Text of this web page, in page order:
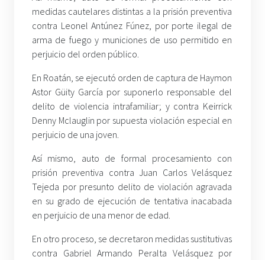
medidas cautelares distintas a la prisión preventiva
contra Leonel Antúnez Fúnez, por porte ilegal de
arma de fuego y municiones de uso permitido en
perjuicio del orden público.
En Roatán, se ejecutó orden de captura de Haymon
Astor Güity García por suponerlo responsable del
delito de violencia intrafamiliar; y contra Keirrick
Denny Mclauglin por supuesta violación especial en
perjuicio de una joven.
Así mismo, auto de formal procesamiento con
prisión preventiva contra Juan Carlos Velásquez
Tejeda por presunto delito de violación agravada
en su grado de ejecución de tentativa inacabada
en perjuicio de una menor de edad.
En otro proceso, se decretaron medidas sustitutivas
contra Gabriel Armando Peralta Velásquez por